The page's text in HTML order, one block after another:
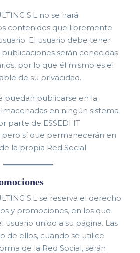
S.L no se hará
contenidos que libremente
El usuario debe tener
serán conocidas
por lo que él mismo es el
de su privacidad.
puedan publicarse en la
en ningún sistema
parte de ESSEDI IT
pero sí que permanecerán en
la propia Red Social.
S.L se reserva el derecho
y promociones, en los que
usuario unido a su página. Las
de ellos, cuando se utilice
de la Red Social, serán